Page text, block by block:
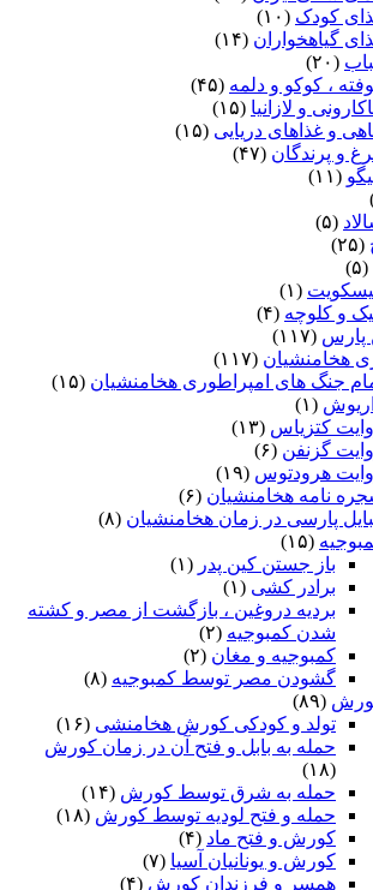
کودک (۱۰)
گیاهخواران (۱۴)
(۲۰)
، کوکو و دلمه (۴۵)
و لازانیا (۱۵)
و غذاهای دریایی (۱۵)
و پرندگان (۴۷)
(۱۱)
(۵)
(۲۵)
(۵)
(۱)
و کلوچه (۴)
پارس (۱۱۷)
هخامنشیان (۱۱۷)
جنگ های امپراطوری هخامنشیان (۱۵)
(۱)
کتزیاس (۱۳)
گزنفن (۶)
هرودتوس (۱۹)
نامه هخامنشیان (۶)
پارسی در زمان هخامنشیان (۸)
(۱۵)
باز جستن کین پدر (۱)
برادر کشی (۱)
بردیه دروغین ، بازگشت از مصر و کشته
شدن کمبوجیه (۲)
کمبوجیه و مغان (۲)
گشودن مصر توسط کمبوجیه (۸)
(۸۹)
تولد و کودکی کورش هخامنشی (۱۶)
حمله به بابل و فتح آن در زمان کورش
(۱۸)
حمله به شرق توسط کورش (۱۴)
حمله و فتح لودیه توسط کورش (۱۸)
کورش و فتح ماد (۴)
کورش و یونانیان آسیا (۷)
همسر و فرزندان کورش (۴)